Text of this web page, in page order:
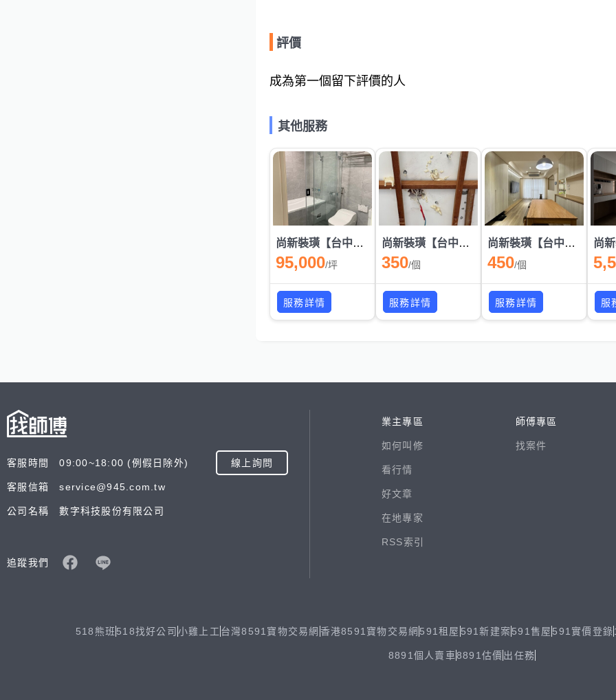
評價
成為第一個留下評價的人
其他服務
尚新裝璜【台中門市】- 浴室翻新/打除/清運/泥作/貼磚/防水
95,000/坪
服務詳情
尚新裝璜【台中門市】- 漏水抓漏/打針 老屋抓漏 浴室抓漏
350/個
服務詳情
尚新裝璜【台中門市】- LED燈具安裝(保固一年)/崁燈/吸頂燈/軌道燈
450/個
服務詳情 服
客服時間 09:00~18:00 (例假日除外) 線上詢問
客服信箱 service@945.com.tw
公司名稱 數字科技股份有限公司
追蹤我們
業主專區
如何叫修
看行情
好文章
在地專家
RSS索引
師傅專區
找案件
518熊班 518找好公司 小雞上工 台灣8591寶物交易網 香港8591寶物交易網 591租屋 591新建案591售屋 591實價登錄
8891個人賣車8891估價 出任務